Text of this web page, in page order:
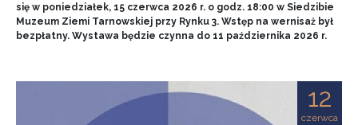
się w poniedziałek, 15 czerwca 2026 r. o godz. 18:00 w Siedzibie
Muzeum Ziemi Tarnowskiej przy Rynku 3. Wstęp na wernisaż był
bezpłatny. Wystawa będzie czynna do 11 października 2026 r.
12
czerwca